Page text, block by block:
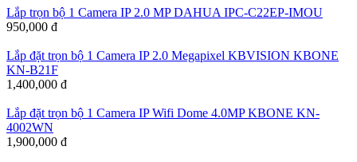
Lắp trọn bộ 1 Camera IP 2.0 MP DAHUA IPC-C22EP-IMOU
950,000 đ
Lắp đặt trọn bộ 1 Camera IP 2.0 Megapixel KBVISION KBONE
KN-B21F
1,400,000 đ
Lắp đặt trọn bộ 1 Camera IP Wifi Dome 4.0MP KBONE KN-
4002WN
1,900,000 đ